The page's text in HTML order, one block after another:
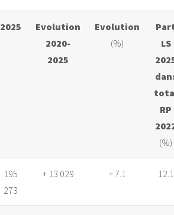
2025
Evolution
2020-
2025
Evolution
(%)
LS
RP
(%)
195
273
+ 13 029 + 7.1 12.1